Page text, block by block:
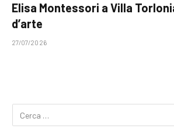
Elisa Montessori a Villa
d’arte
27/07/2026